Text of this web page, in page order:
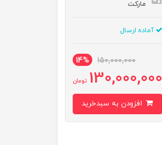
مارکت
آماده ارسال
150,000,000
14%
130,000,000 تومان